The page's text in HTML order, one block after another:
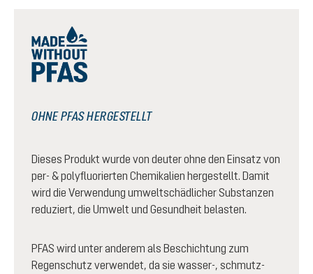
OHNE PFAS HERGESTELLT
Dieses Produkt wurde von deuter ohne den Einsatz von
per- & polyfluorierten Chemikalien hergestellt. Damit
wird die Verwendung umweltschädlicher Substanzen
reduziert, die Umwelt und Gesundheit belasten.
PFAS wird unter anderem als Beschichtung zum
Regenschutz verwendet, da sie wasser-, schmutz-